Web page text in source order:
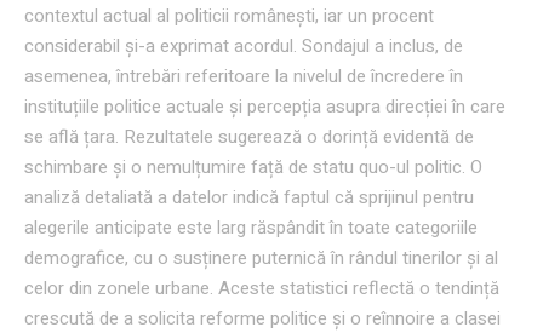
contextul actual al politicii românești, iar un procent
considerabil și-a exprimat acordul. Sondajul a inclus, de
asemenea, întrebări referitoare la nivelul de încredere în
instituțiile politice actuale și percepția asupra direcției în care
se află țara. Rezultatele sugerează o dorință evidentă de
schimbare și o nemulțumire față de statu quo-ul politic. O
analiză detaliată a datelor indică faptul că sprijinul pentru
alegerile anticipate este larg răspândit în toate categoriile
demografice, cu o susținere puternică în rândul tinerilor și al
celor din zonele urbane. Aceste statistici reflectă o tendință
crescută de a solicita reforme politice și o reînnoire a clasei